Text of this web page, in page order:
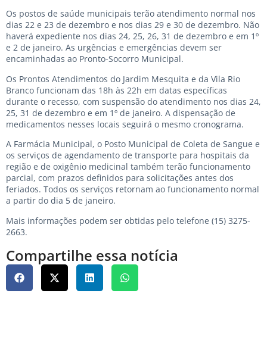
Os postos de saúde municipais terão atendimento normal nos
dias 22 e 23 de dezembro e nos dias 29 e 30 de dezembro. Não
haverá expediente nos dias 24, 25, 26, 31 de dezembro e em 1º
e 2 de janeiro. As urgências e emergências devem ser
encaminhadas ao Pronto-Socorro Municipal.
Os Prontos Atendimentos do Jardim Mesquita e da Vila Rio
Branco funcionam das 18h às 22h em datas específicas
durante o recesso, com suspensão do atendimento nos dias 24,
25, 31 de dezembro e em 1º de janeiro. A dispensação de
medicamentos nesses locais seguirá o mesmo cronograma.
A Farmácia Municipal, o Posto Municipal de Coleta de Sangue e
os serviços de agendamento de transporte para hospitais da
região e de oxigênio medicinal também terão funcionamento
parcial, com prazos definidos para solicitações antes dos
feriados. Todos os serviços retornam ao funcionamento normal
a partir do dia 5 de janeiro.
Mais informações podem ser obtidas pelo telefone (15) 3275-
2663.
Compartilhe essa notícia